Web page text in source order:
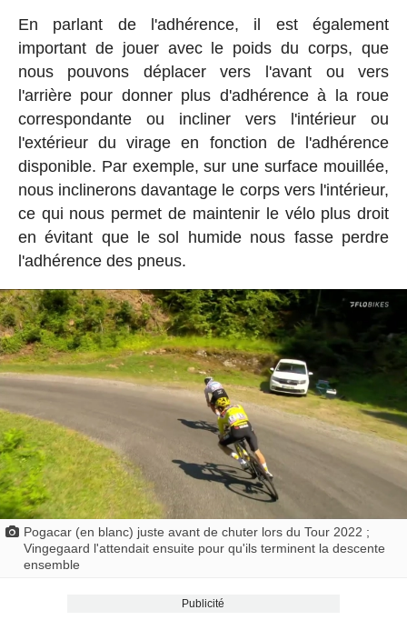
En parlant de l'adhérence, il est également
important de jouer avec le poids du corps, que
nous pouvons déplacer vers l'avant ou vers
l'arrière pour donner plus d'adhérence à la roue
correspondante ou incliner vers l'intérieur ou
l'extérieur du virage en fonction de l'adhérence
disponible. Par exemple, sur une surface mouillée,
nous inclinerons davantage le corps vers l'intérieur,
ce qui nous permet de maintenir le vélo plus droit
en évitant que le sol humide nous fasse perdre
l'adhérence des pneus.
Pogacar (en blanc) juste avant de chuter lors du Tour 2022 ;
Vingegaard l'attendait ensuite pour qu'ils terminent la descente
ensemble
Publicité